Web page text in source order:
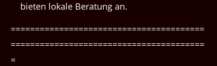
bieten lokale Beratung an.
========================================
========================================
=